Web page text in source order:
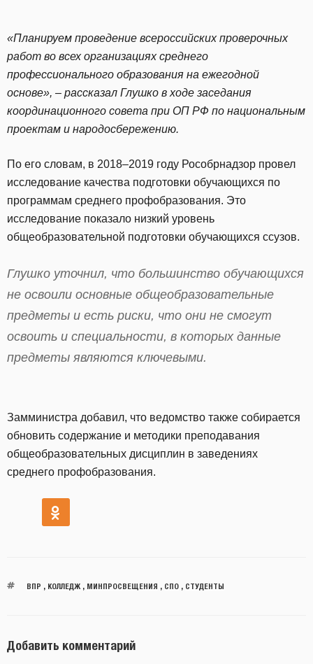
«Планируем проведение всероссийских проверочных
работ во всех организациях среднего
профессионального образования на ежегодной
основе», – рассказал Глушко в ходе заседания
координационного совета при ОП РФ по национальным
проектам и народосбережению.
По его словам, в 2018–2019 году Рособрнадзор провел
исследование качества подготовки обучающихся по
программам среднего профобразования. Это
исследование показало низкий уровень
общеобразовательной подготовки обучающихся ссузов.
Глушко уточнил, что большинство обучающихся
не освоили основные общеобразовательные
предметы и есть риски, что они не смогут
освоить и специальности, в которых данные
предметы являются ключевыми.
Замминистра добавил, что ведомство также собирается
обновить содержание и методики преподавания
общеобразовательных дисциплин в заведениях
среднего профобразования.
ВПР , КОЛЛЕДЖ, МИНПРОСВЕЩЕНИЯ , СПО, СТУДЕНТЫ
Добавить комментарий